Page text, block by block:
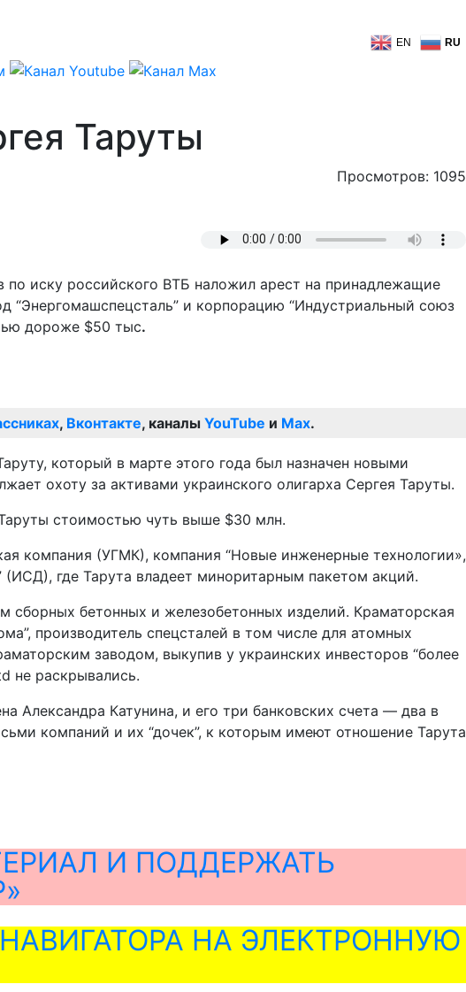
EN RU
Таруты
Просмотров: 1095
по иску российского ВТБ наложил арест на принадлежащие
“Энергомашспецсталь” и корпорацию “Индустриальный союз
дороже $50 тыс.
, Вконтакте, каналы YouTube и Max.
который в марте этого года был назначен новыми
охоту за активами украинского олигарха Сергея Таруты.
стоимостью чуть выше $30 млн.
компания (УГМК), компания “Новые инженерные технологии»,
(ИСД), где Тарута владеет миноритарным пакетом акций.
бетонных и железобетонных изделий. Краматорская
производитель спецсталей в том числе для атомных
заводом, выкупив у украинских инвесторов “более
не раскрывались.
Александра Катунина, и его три банковских счета — два в
компаний и их “дочек”, к которым имеют отношение Тарута
И ПОДДЕРЖАТЬ
НА ЭЛЕКТРОННУЮ